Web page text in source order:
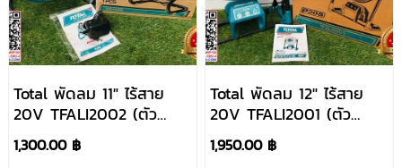
Total พัดลม 11" ไร้สาย
20V TFALI2002 (ตัว
เปล่า)
1,300.00 ฿
Total พัดลม 12" ไร้สาย
20V TFALI2001 (ตัว
เปล่า)
1,950.00 ฿